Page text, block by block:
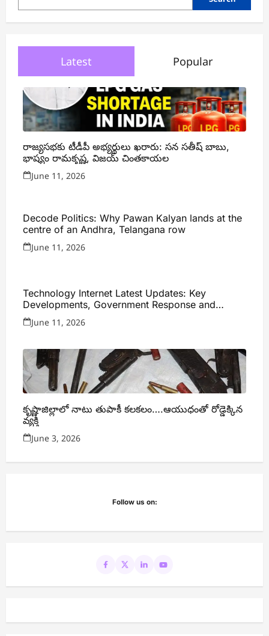
Latest Popular
రాజ్యసభకు టీడీపీ అభ్యర్థులు ఖరారు: సన సతీష్ బాబు,
భాష్యం రామకృష్ణ, విజయ్ చింతకాయల
June 11, 2026
Decode Politics: Why Pawan Kalyan lands at the
centre of an Andhra, Telangana row
June 11, 2026
Technology Internet Latest Updates: Key
Developments, Government Response and
Expert Analysis
June 11, 2026
కృష్ణాజిల్లాలో నాటు తుపాకీ కలకలం….ఆయుధంతో రోడ్డెక్కిన
వ్యక్తి
June 3, 2026
Follow us on: